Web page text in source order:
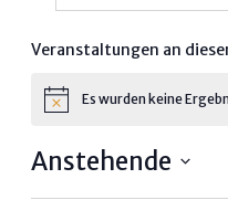
Veranstaltungen an
HinweisEs wurden keine
Anstehende